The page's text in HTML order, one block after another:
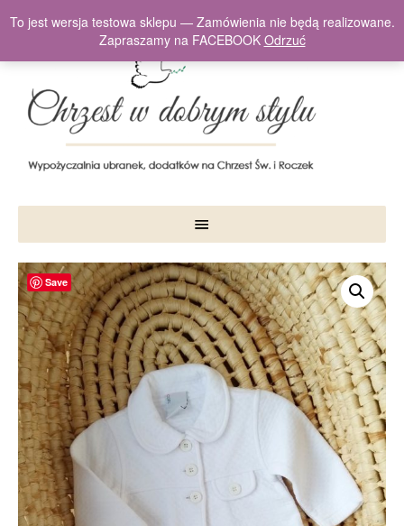
Save
To jest wersja testowa sklepu — Zamówienia nie będą realizowane.
Zapraszamy na FACEBOOK Odrzuć